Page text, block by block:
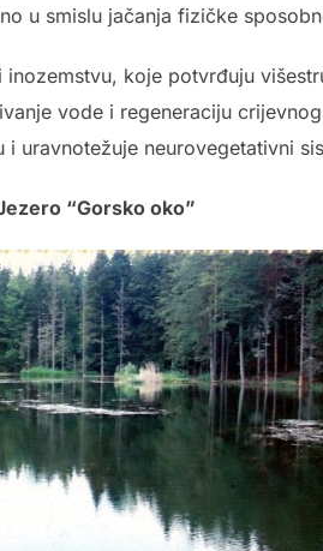
u smislu jačanja fizičke
koje potvrđuju
vode i regeneraciju
i uravnotežuje neurovegetativni
“Gorsko oko”